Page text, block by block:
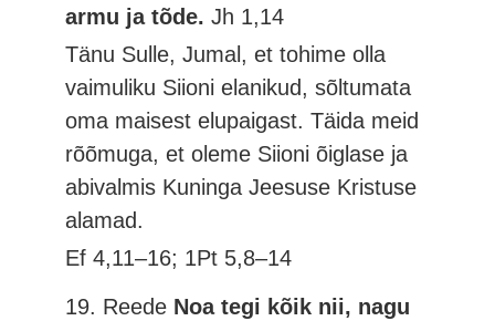
armu ja tõde.Jh 1,14
Tänu Sulle, Jumal, et tohime olla
vaimuliku Siioni elanikud, sõltumata
oma maisest elupaigast. Täida meid
rõõmuga, et oleme Siioni õiglase ja
abivalmis Kuninga Jeesuse Kristuse
alamad.
Ef 4,11–16; 1Pt 5,8–14
19. Reede Noa tegi kõik nii, nagu